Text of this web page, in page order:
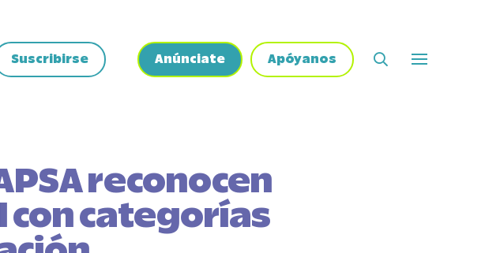
Suscribirse Anúnciate Apóyanos
reconocen
con categorías